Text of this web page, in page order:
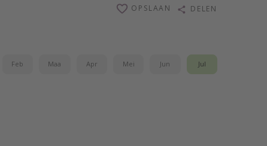
OPSLAAN DELEN
Feb Maa Apr Mei Jun Jul